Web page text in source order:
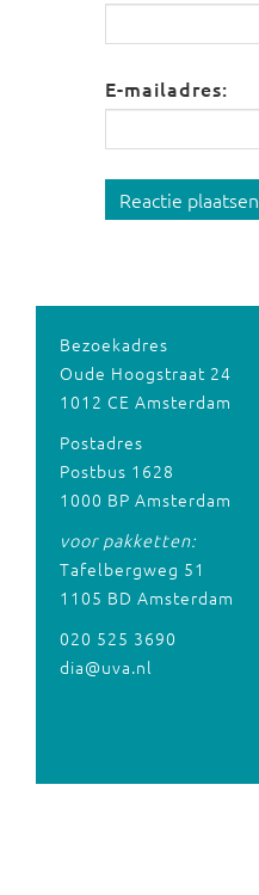
E-mailadres:
Reactie plaatsen
Bezoekadres
Oude Hoogstraat 24
1012 CE Amsterdam
Postadres
Postbus 1628
1000 BP Amsterdam
voor pakketten:
Tafelbergweg 51
1105 BD Amsterdam
020 525 3690
dia@uva.nl